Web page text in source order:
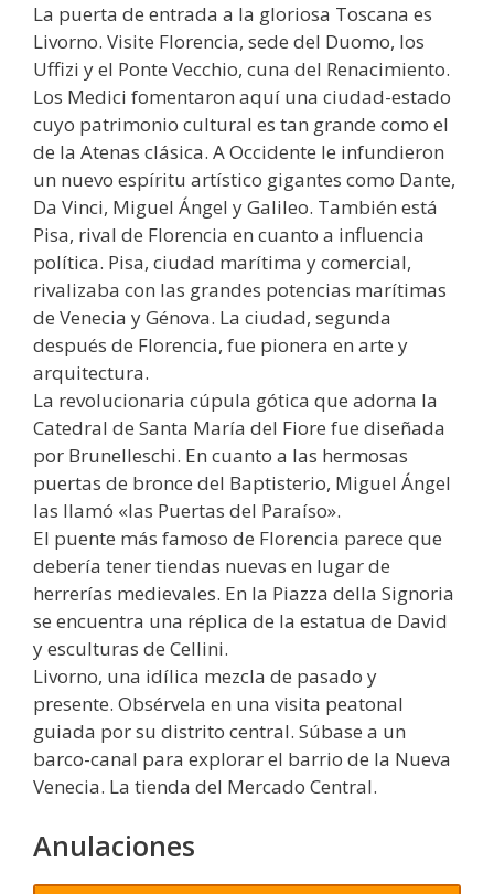
La puerta de entrada a la gloriosa Toscana es
Livorno. Visite Florencia, sede del Duomo, los
Uffizi y el Ponte Vecchio, cuna del Renacimiento.
Los Medici fomentaron aquí una ciudad-estado
cuyo patrimonio cultural es tan grande como el
de la Atenas clásica. A Occidente le infundieron
un nuevo espíritu artístico gigantes como Dante,
Da Vinci, Miguel Ángel y Galileo. También está
Pisa, rival de Florencia en cuanto a influencia
política. Pisa, ciudad marítima y comercial,
rivalizaba con las grandes potencias marítimas
de Venecia y Génova. La ciudad, segunda
después de Florencia, fue pionera en arte y
arquitectura.
La revolucionaria cúpula gótica que adorna la
Catedral de Santa María del Fiore fue diseñada
por Brunelleschi. En cuanto a las hermosas
puertas de bronce del Baptisterio, Miguel Ángel
las llamó «las Puertas del Paraíso».
El puente más famoso de Florencia parece que
debería tener tiendas nuevas en lugar de
herrerías medievales. En la Piazza della Signoria
se encuentra una réplica de la estatua de David
y esculturas de Cellini.
Livorno, una idílica mezcla de pasado y
presente. Obsérvela en una visita peatonal
guiada por su distrito central. Súbase a un
barco-canal para explorar el barrio de la Nueva
Venecia. La tienda del Mercado Central.
Anulaciones